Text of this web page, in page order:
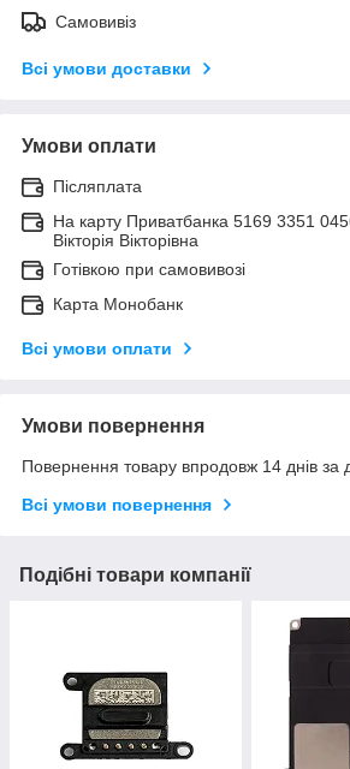
Самовивіз
Всі умови доставки
Умови оплати
Післяплата
На карту Приватбанка 5169 3351
Вікторія Вікторівна
Готівкою при самовивозі
Карта Монобанк
Всі умови оплати
Умови повернення
Повернення товару впродовж 14 днів за
Всі умови повернення
Подібні товари компанії